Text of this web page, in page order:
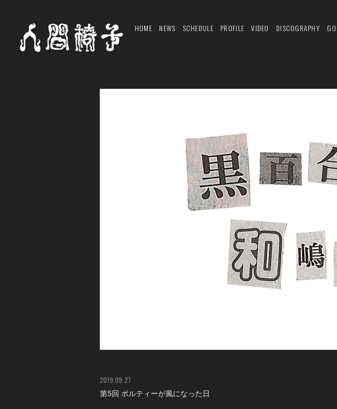
HOME NEWS SCHEDULE PROFILE VIDEO DISCOGRAPHY
2019.09.27
第5回 ボルティーが風になった日